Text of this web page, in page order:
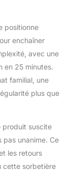
positionne
enchaîner
avec une
en 25 minutes.
familial, une
plus que
produit suscite
unanime. Ce
les retours
cette sorbetière